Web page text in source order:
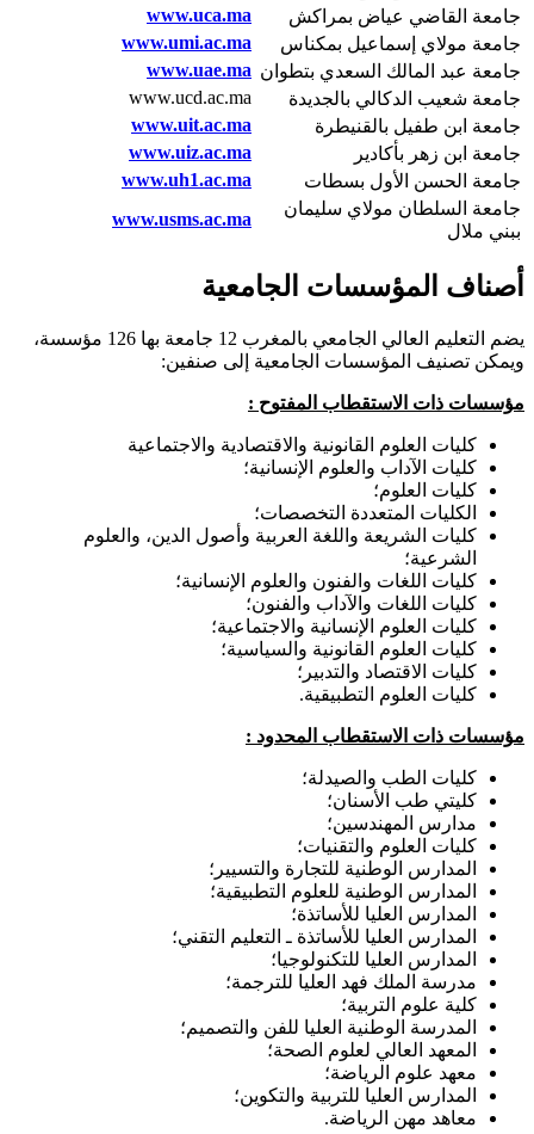
جامعة القاضي عياض بمراكش
www.uca.ma
جامعة مولاي إسماعيل بمكناس
www.umi.ac.ma
جامعة عبد المالك السعدي بتطوان www.uae.ma
جامعة شعيب الدكالي بالجديدة
www.ucd.ac.ma
جامعة ابن طفيل بالقنيطرة
www.uit.ac.ma
جامعة ابن زهر بأكادير
www.uiz.ac.ma
جامعة الحسن الأول بسطات
www.uh1.ac.ma
جامعة السلطان مولاي سليمان
ببني ملال
www.usms.ac.ma
أصناف المؤسسات الجامعية
يضم التعليم العالي الجامعي بالمغرب 12 جامعة بها 126 مؤسسة،
ويمكن تصنيف المؤسسات الجامعية إلى صنفين:
مؤسسات ذات الاستقطاب المفتوح :
كليات العلوم القانونية والاقتصادية والاجتماعية
كليات الآداب والعلوم الإنسانية؛
كليات العلوم؛
الكليات المتعددة التخصصات؛
كليات الشريعة واللغة العربية وأصول الدين، والعلوم
الشرعية؛
كليات اللغات والفنون والعلوم الإنسانية؛
كليات اللغات والآداب والفنون؛
كليات العلوم الإنسانية والاجتماعية؛
كليات العلوم القانونية والسياسية؛
كليات الاقتصاد والتدبير؛
كليات العلوم التطبيقية.
مؤسسات ذات الاستقطاب المحدود :
كليات الطب والصيدلة؛
كليتي طب الأسنان؛
مدارس المهندسين؛
كليات العلوم والتقنيات؛
المدارس الوطنية للتجارة والتسيير؛
المدارس الوطنية للعلوم التطبيقية؛
المدارس العليا للأساتذة؛
المدارس العليا للأساتذة ـ التعليم التقني؛
المدارس العليا للتكنولوجيا؛
مدرسة الملك فهد العليا للترجمة؛
كلية علوم التربية؛
المدرسة الوطنية العليا للفن والتصميم؛
المعهد العالي لعلوم الصحة؛
معهد علوم الرياضة؛
المدارس العليا للتربية والتكوين؛
معاهد مهن الرياضة.